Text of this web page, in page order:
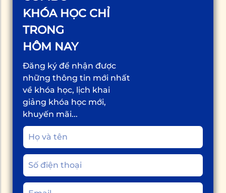
KHÓA HỌC CHỈ
TRONG
HÔM NAY
Đăng ký để nhận được
những thông tin mới nhất
về khóa học, lịch khai
giảng khóa học mới,
khuyến mãi...